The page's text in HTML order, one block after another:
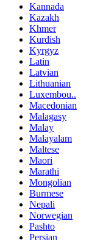
Kannada
Kazakh
Khmer
Kurdish
Kyrgyz
Latin
Latvian
Lithuanian
Luxembou..
Macedonian
Malagasy
Malay
Malayalam
Maltese
Maori
Marathi
Mongolian
Burmese
Nepali
Norwegian
Pashto
Persian